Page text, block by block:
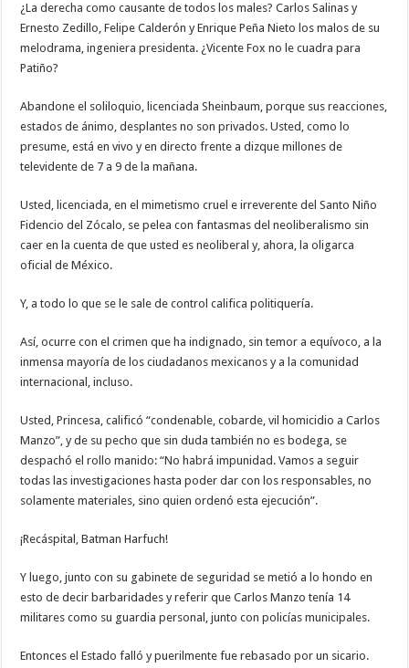
¿La derecha como causante de todos los males? Carlos Salinas y
Ernesto Zedillo, Felipe Calderón y Enrique Peña Nieto los malos de su
melodrama, ingeniera presidenta. ¿Vicente Fox no le cuadra para
Patiño?
Abandone el soliloquio, licenciada Sheinbaum, porque sus reacciones,
estados de ánimo, desplantes no son privados. Usted, como lo
presume, está en vivo y en directo frente a dizque millones de
televidente de 7 a 9 de la mañana.
Usted, licenciada, en el mimetismo cruel e irreverente del Santo Niño
Fidencio del Zócalo, se pelea con fantasmas del neoliberalismo sin
caer en la cuenta de que usted es neoliberal y, ahora, la oligarca
oficial de México.
Y, a todo lo que se le sale de control califica politiquería.
Así, ocurre con el crimen que ha indignado, sin temor a equívoco, a la
inmensa mayoría de los ciudadanos mexicanos y a la comunidad
internacional, incluso.
Usted, Princesa, calificó “condenable, cobarde, vil homicidio a Carlos
Manzo”, y de su pecho que sin duda también no es bodega, se
despachó el rollo manido: “No habrá impunidad. Vamos a seguir
todas las investigaciones hasta poder dar con los responsables, no
solamente materiales, sino quien ordenó esta ejecución”.
¡Recáspital, Batman Harfuch!
Y luego, junto con su gabinete de seguridad se metió a lo hondo en
esto de decir barbaridades y referir que Carlos Manzo tenía 14
militares como su guardia personal, junto con policías municipales.
Entonces el Estado falló y puerilmente fue rebasado por un sicario.